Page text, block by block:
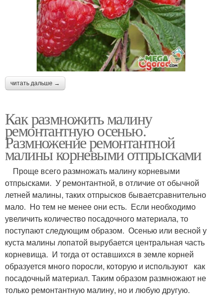
читать дальше →
Как размножить малину
ремонтантную осенью.
Размножение ремонтантной
малины корневыми отпрысками
Проще всего размножать малину корневыми
отпрысками. У ремонтантной, в отличие от обычной
летней малины, таких отпрысков бываетсравнительно
мало. Но тем не менее они есть. Если необходимо
увеличить количество посадочного материала, то
поступают следующим образом. Осенью или весной у
куста малины лопатой вырубается центральная часть
корневища. И тогда от оставшихся в земле корней
образуется много поросли, которую и используют как
посадочный материал. Таким образом размножают не
только ремонтантную малину, но и любую другую.